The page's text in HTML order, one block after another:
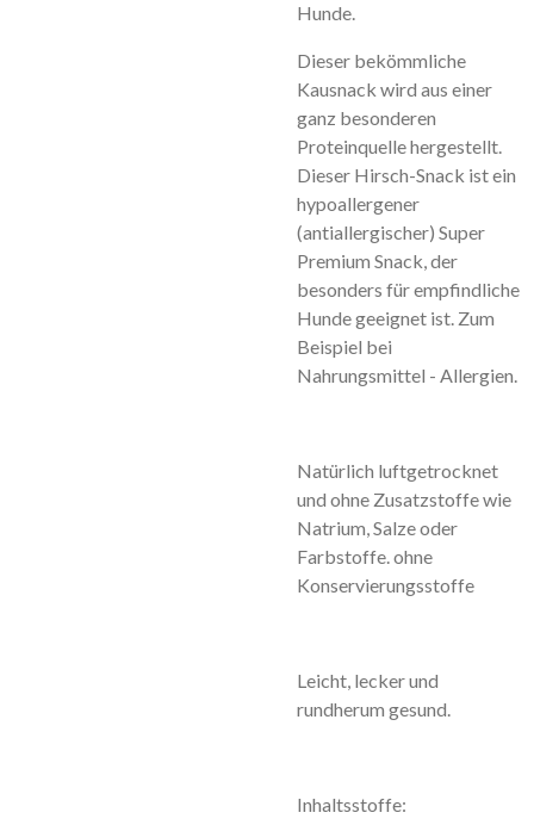
Hunde.
Dieser bekömmliche
Kausnack wird aus einer
ganz besonderen
Proteinquelle hergestellt.
Dieser Hirsch-Snack ist ein
hypoallergener
(antiallergischer) Super
Premium Snack, der
besonders für empfindliche
Hunde geeignet ist. Zum
Beispiel bei
Nahrungsmittel - Allergien.
Natürlich luftgetrocknet
und ohne Zusatzstoffe wie
Natrium, Salze oder
Farbstoffe. ohne
Konservierungsstoffe
Leicht, lecker und
rundherum gesund.
Inhaltsstoffe: